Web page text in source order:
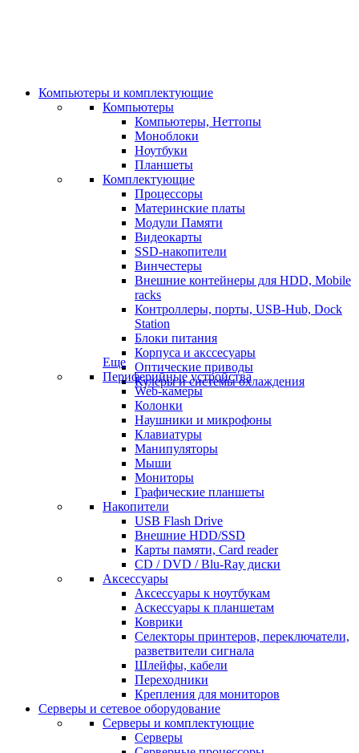
Компьютеры и комплектующие
Компьютеры
Компьютеры, Неттопы
Моноблоки
Ноутбуки
Планшеты
Комплектующие
Процессоры
Материнские платы
Модули Памяти
Видеокарты
SSD-накопители
Винчестеры
Внешние контейнеры для HDD, Mobile
racks
Контроллеры, порты, USB-Hub, Dock
Station
Блоки питания
Корпуса и акссесуары
Оптические приводы
Кулеры и системы охлаждения
Еще
Периферийные устройства
Web-камеры
Колонки
Наушники и микрофоны
Клавиатуры
Манипуляторы
Мыши
Мониторы
Графические планшеты
Накопители
USB Flash Drive
Внешние HDD/SSD
Карты памяти, Card reader
CD / DVD / Blu-Ray диски
Аксессуары
Аксессуары к ноутбукам
Аскессуары к планшетам
Коврики
Селекторы принтеров, переключатели,
разветвители сигнала
Шлейфы, кабели
Переходники
Крепления для мониторов
Серверы и сетевое оборудование
Серверы и комплектующие
Серверы